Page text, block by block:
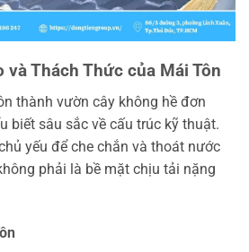
và Thách Thức của Mái Tôn
thành vườn cây không hề đơn
biết sâu sắc về cấu trúc kỹ thuật.
yếu để che chắn và thoát nước
phải là bề mặt chịu tải nặng